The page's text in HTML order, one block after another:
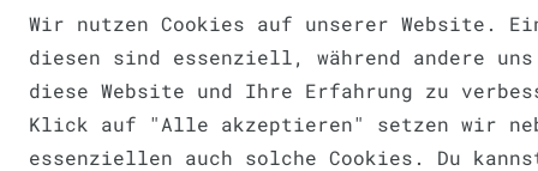
Wir nutzen Cookies auf unserer Website.
diesen sind essenziell, während andere
diese Website und Ihre Erfahrung zu
Klick auf "Alle akzeptieren" setzen wir
essenziellen auch solche Cookies. Du